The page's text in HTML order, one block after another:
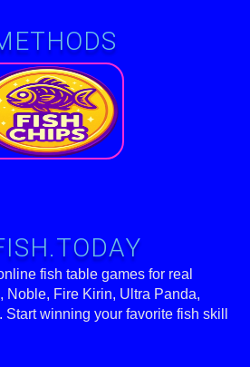
fish table games for real
Noble, Fire Kirin, Ultra Panda,
winning your favorite fish skill